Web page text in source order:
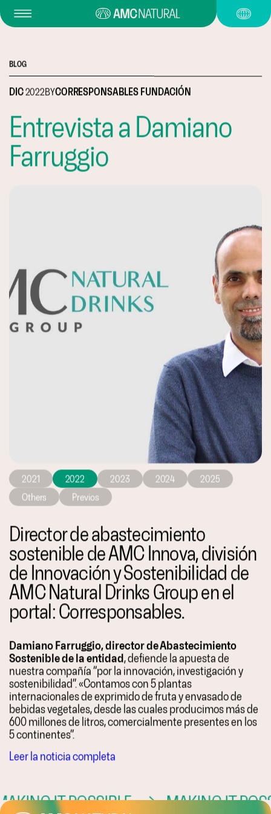
BLOG
DIC2022BYCORRESPONSABLES FUNDACIÓN
Entrevista a Damiano
Farruggio
2021 2022 2023 2024
2025
Others
Previos
Director de abastecimiento
sostenible de AMC Innova, división
de Innovación y Sostenibilidad de
AMC Natural Drinks Group en el
portal: Corresponsables.
Damiano Farruggio, director de Abastecimiento
Sostenible de la entidad, defiende la apuesta de
nuestra compañía “por la innovación, investigación y
sostenibilidad”. «Contamos con 5 plantas
internacionales de exprimido de fruta y envasado de
bebidas vegetales, desde las cuales producimos más de
600 millones de litros, comercialmente presentes en los
5 continentes”.
Leer la noticia completa
IT POSSIBLE → MAKING IT